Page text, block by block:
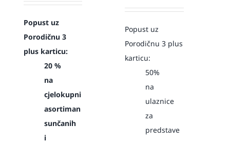
Popust uz
Porodičnu 3
plus karticu:
20 %
na
cjelokupni
asortiman
sunčanih
i
Popust uz
Porodičnu 3 plus
karticu:
50%
na
ulaznice
za
predstave